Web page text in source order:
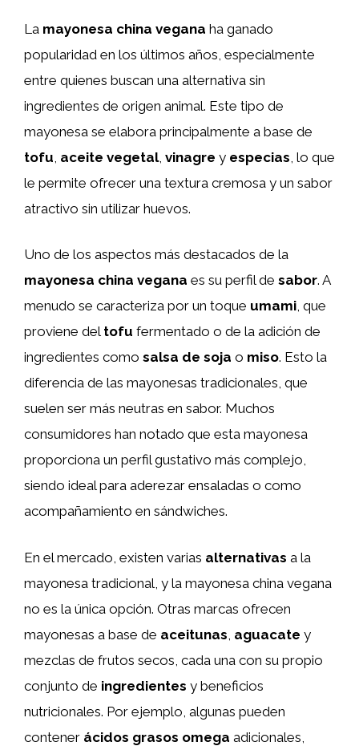
La mayonesa china vegana ha ganado
popularidad en los últimos años, especialmente
entre quienes buscan una alternativa sin
ingredientes de origen animal. Este tipo de
mayonesa se elabora principalmente a base de
tofu aceite vegetal, vinagre y especias , lo que
le permite ofrecer una textura cremosa y un sabor
atractivo sin utilizar huevos.
Uno de los aspectos más destacados de la
mayonesa china vegana es su perfil de sabor. A
menudo se caracteriza por un toque umami, que
proviene del tofu fermentado o de la adición de
ingredientes como salsa de soja o miso. Esto la
diferencia de las mayonesas tradicionales, que
suelen ser más neutras en sabor. Muchos
consumidores han notado que esta mayonesa
proporciona un perfil gustativo más complejo,
siendo ideal para aderezar ensaladas o como
acompañamiento en sándwiches.
En el mercado, existen varias alternativas a la
mayonesa tradicional, y la mayonesa china vegana
no es la única opción. Otras marcas ofrecen
mayonesas a base de aceitunas aguacate y
mezclas de frutos secos, cada una con su propio
conjunto de ingredientes y beneficios
nutricionales. Por ejemplo, algunas pueden
contener ácidos grasos omega adicionales,